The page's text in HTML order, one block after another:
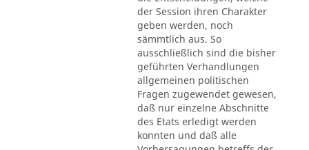
der Session ihren Charakter
geben werden, noch
sämmtlich aus. So
ausschließlich sind die bisher
geführten Verhandlungen
allgemeinen politischen
Fragen zugewendet gewesen,
daß nur einzelne Abschnitte
des Etats erledigt werden
konnten und daß alle